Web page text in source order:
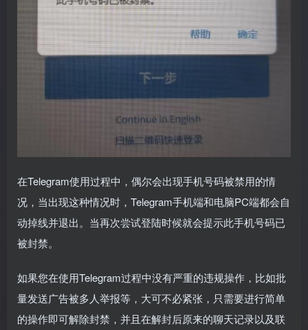
在Telegram使用过程中，偶尔会出现手机号码被禁用的情
况，当出现这种情况时，Telegram手机端和电脑PC端都会自
动掉线并退出。当再次尝试登陆时候就会提示此手机号码已
被封禁。
如果您在使用Telegram过程中没有严重的违规操作，比如批
量发送广告被多人举报等，大可不必紧张，只需要进行简单
的操作即可解除封禁，并且在解封后原来的聊天记录以及联